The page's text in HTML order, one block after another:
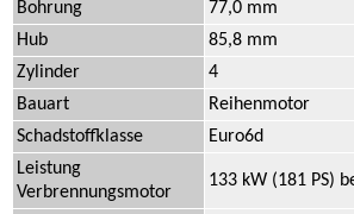
Bohrung
77,0 mm
Hub
85,8 mm
Zylinder
4
Bauart
Reihenmotor
Schadstoffklasse
Euro6d
Leistung
Verbrennungsmotor
133 kW (181 PS)